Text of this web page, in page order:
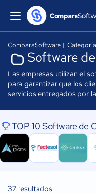
ComparaSoftware |
Software
Las empresas utilizan el
para garantizar que los
servicios entregados por
TOP 10 Software de
37 resultados